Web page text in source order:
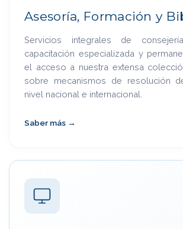
Asesoría, Formación y
Servicios integrales de
capacitación especializada y
el acceso a nuestra extensa
sobre mecanismos de resolución
nivel nacional e internacional.
Saber más →